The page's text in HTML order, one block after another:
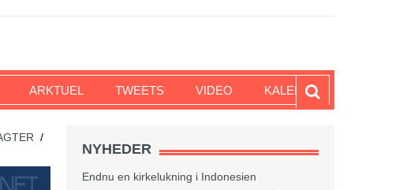
ARKTUEL TWEETS VIDEO KALENDER
/
NYHEDER
Endnu en kirkelukning i Indonesien